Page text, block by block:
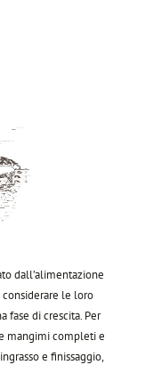
dall’alimentazione
le loro
fase di crescita. Per
mangimi completi e
e finissaggio,